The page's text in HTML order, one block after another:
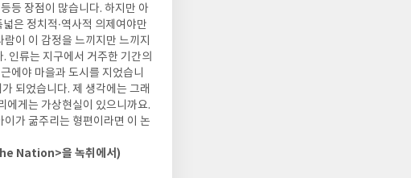
등 장점이 많습니다. 하지만 아
은 정치적·역사적 의제여야만
이 이 감정을 느끼지만 느끼지
인류는 지구에서 거주한 기간의
에야 마을과 도시를 지었습니
되었습니다. 제 생각에는 그래
에게는 가상현실이 있으니까요.
가 굶주리는 형편이라면 이 논
Nation>을 녹취에서)